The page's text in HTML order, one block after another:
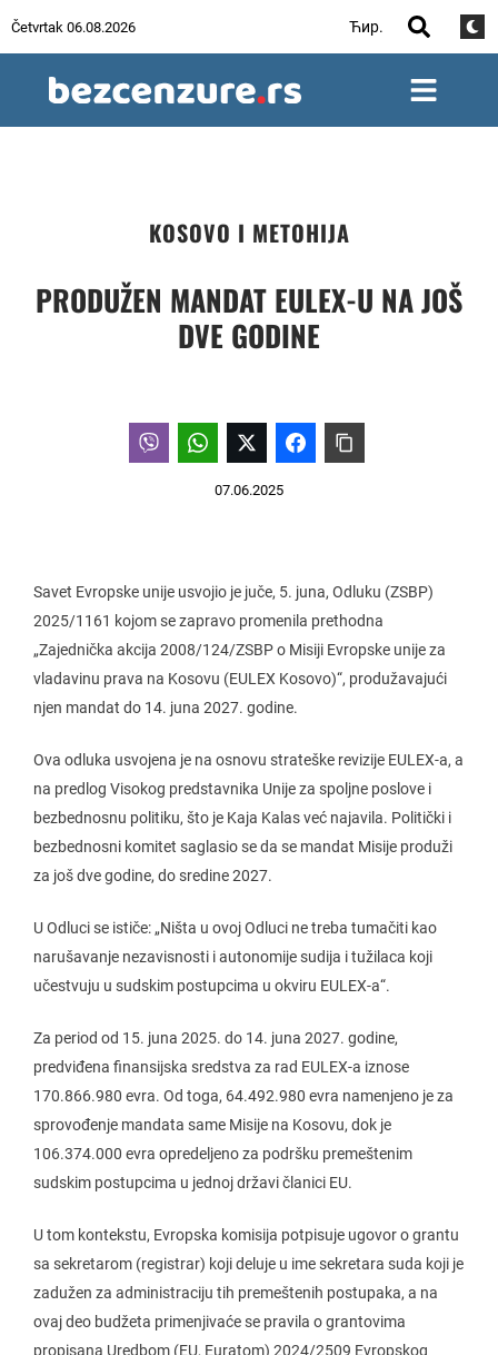
Četvrtak 06.08.2026 Ћир.
KOSOVO I METOHIJA
PRODUŽEN MANDAT EULEX-U NA JOŠ
DVE GODINE
07.06.2025
Savet Evropske unije usvojio je juče, 5. juna, Odluku (ZSBP)
2025/1161 kojom se zapravo promenila prethodna
„Zajednička akcija 2008/124/ZSBP o Misiji Evropske unije za
vladavinu prava na Kosovu (EULEX Kosovo)“, produžavajući
njen mandat do 14. juna 2027. godine.
Ova odluka usvojena je na osnovu strateške revizije EULEX-a, a
na predlog Visokog predstavnika Unije za spoljne poslove i
bezbednosnu politiku, što je Kaja Kalas već najavila. Politički i
bezbednosni komitet saglasio se da se mandat Misije produži
za još dve godine, do sredine 2027.
U Odluci se ističe: „Ništa u ovoj Odluci ne treba tumačiti kao
narušavanje nezavisnosti i autonomije sudija i tužilaca koji
učestvuju u sudskim postupcima u okviru EULEX-a“.
Za period od 15. juna 2025. do 14. juna 2027. godine,
predviđena finansijska sredstva za rad EULEX-a iznose
170.866.980 evra. Od toga, 64.492.980 evra namenjeno je za
sprovođenje mandata same Misije na Kosovu, dok je
106.374.000 evra opredeljeno za podršku premeštenim
sudskim postupcima u jednoj državi članici EU.
U tom kontekstu, Evropska komisija potpisuje ugovor o grantu
sa sekretarom (registrar) koji deluje u ime sekretara suda koji je
zadužen za administraciju tih premeštenih postupaka, a na
ovaj deo budžeta primenjivaće se pravila o grantovima
propisana Uredbom (EU, Euratom) 2024/2509 Evropskog